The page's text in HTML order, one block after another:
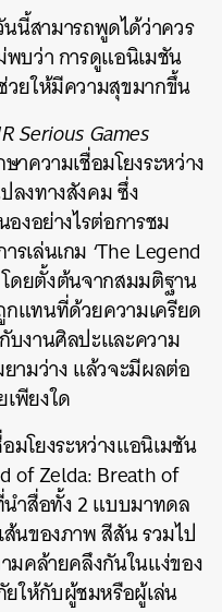
นี้สามารถพูดได้ว่าควร
พบว่า การดูแอนิเมชัน
วยให้มีความสุขมากขึ้น
Serious Games
าความเชื่อมโยงระหว่าง
ลงทางสังคม ซึ่ง
งอย่างไรต่อการชม
เล่นเกม ‘The Legend
ดยตั้งต้นจากสมมติฐาน
แทนที่ด้วยความเครียด
บงานศิลปะและความ
ามว่าง แล้วจะมีผลต่อ
พียงใด
มโยงระหว่างแอนิเมชัน
of Zelda: Breath of
ำสื่อทั้ง 2 แบบมาทดล
นของภาพ สีสัน รวมไป
มคล้ายคลึงกันในแง่ของ
ให้กับผู้ชมหรือผู้เล่น